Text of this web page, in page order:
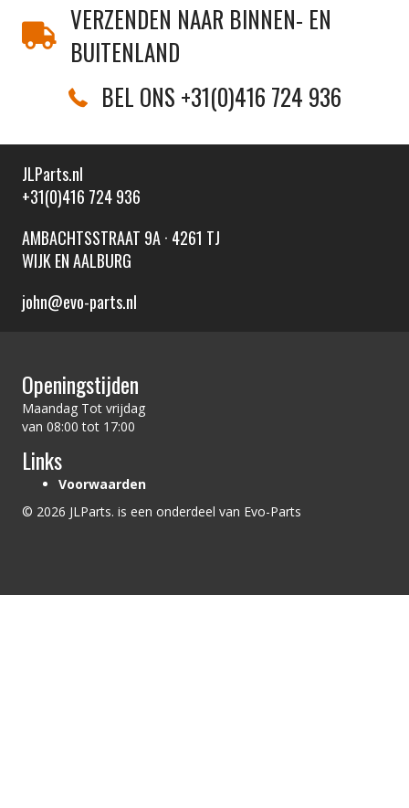
VERZENDEN NAAR BINNEN- EN
BUITENLAND
BEL ONS +31(0)416 724 936
JLParts.nl
+31(0)416 724 936
AMBACHTSSTRAAT 9A · 4261 TJ
WIJK EN AALBURG
john@evo-parts.nl
Openingstijden
Maandag Tot vrijdag
van 08:00 tot 17:00
Links
Voorwaarden
© 2026 JLParts. is een onderdeel van Evo-Parts